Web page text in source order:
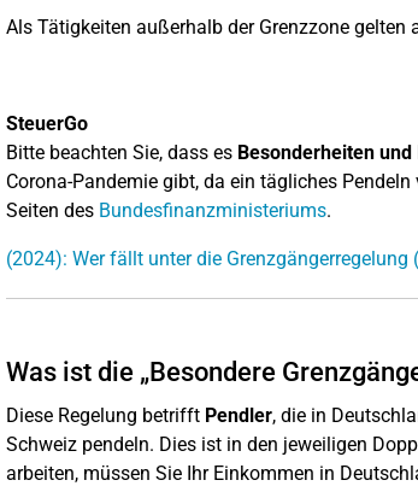
Als Tätigkeiten außerhalb der Grenzzone
SteuerGo
Bitte beachten Sie, dass esBesonderheiten und
Corona-Pandemie gibt, da ein tägliches
Seiten des Bundesfinanzministeriums.
(2024): Wer fällt unter die Grenzgängerregelung
Was ist die „Besondere
Diese Regelung betrifft Pendler, die in
Schweiz pendeln. Dies ist in den jeweiligen
arbeiten, müssen Sie Ihr Einkommen in